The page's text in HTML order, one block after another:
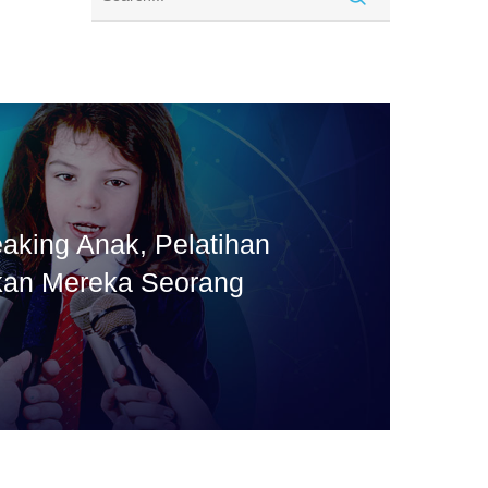
Anak, Pelatihan
Mereka Seorang